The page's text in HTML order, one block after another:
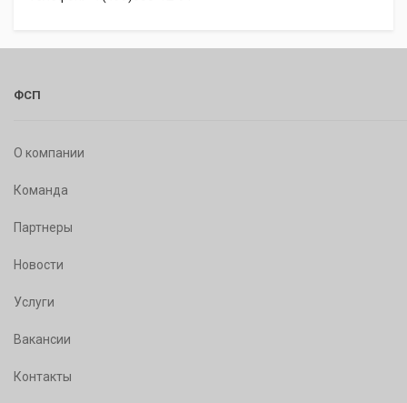
ФСП
О компании
Команда
Партнеры
Новости
Услуги
Вакансии
Контакты